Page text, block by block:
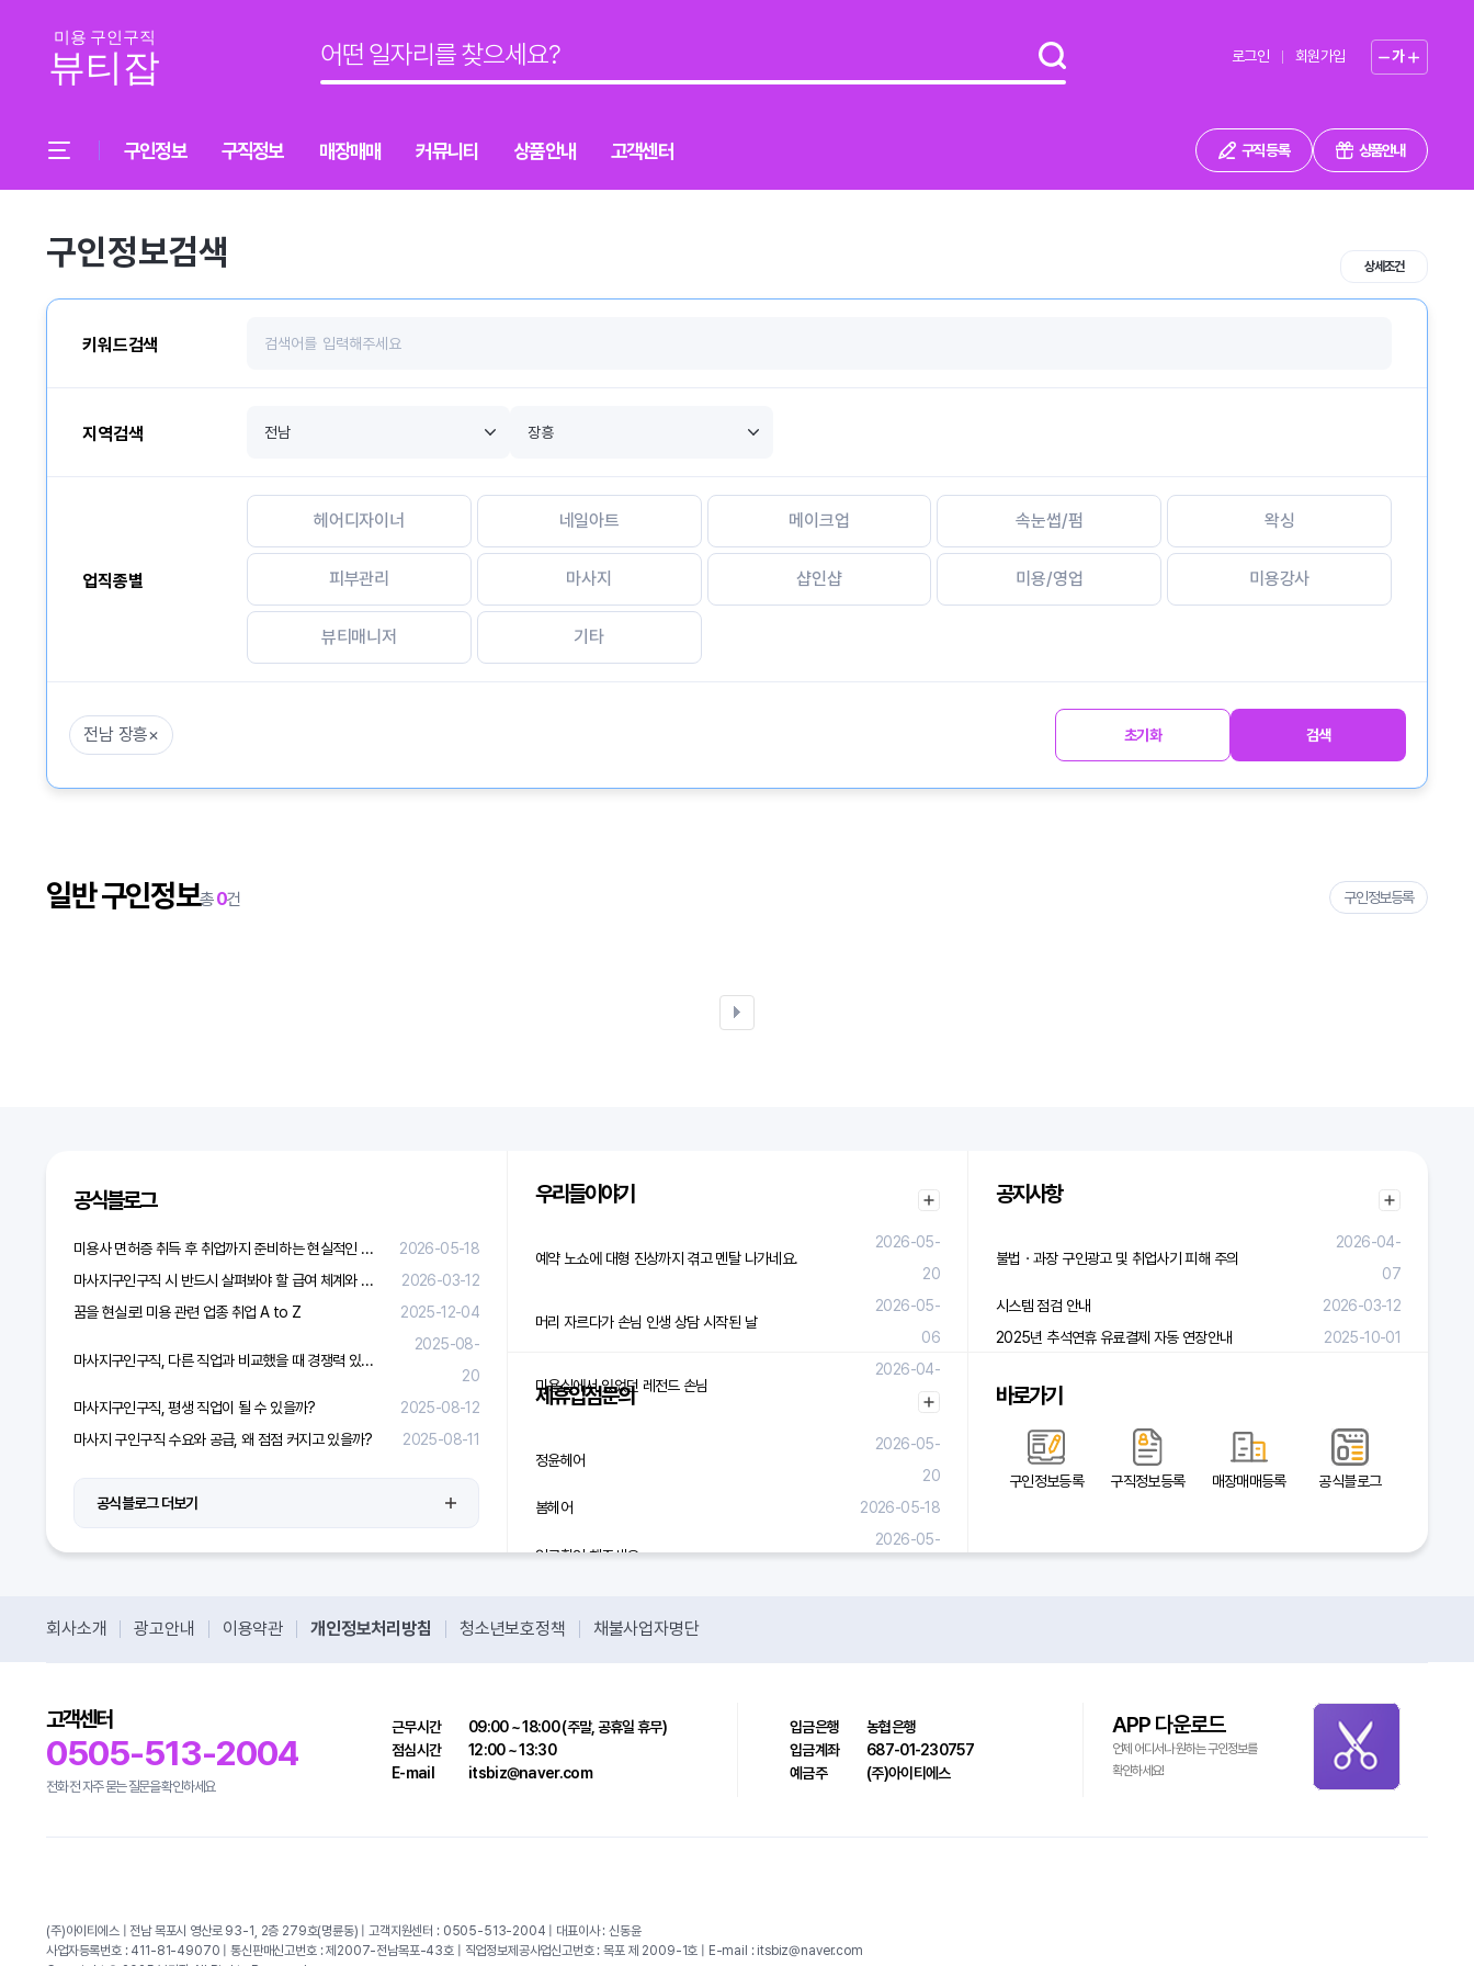
로그인 회원가입 가
구인정보 구직정보 매장매매 커뮤니티 상품안내 고객센터 구직 등록 상품안내
구인정보검색 상세조건
키워드검색
지역검색
업직종별
헤어디자이너 네일아트 메이크업 속눈썹/펌 왁싱
피부관리 마사지 샵인샵 미용/영업 미용강사
뷰티매니저 기타
초기화 검색
전남 장흥×
일반 구인정보총0건 구인정보등록
공식블로그
미용사 면허증 취득 후 취업까지 준비하는 현실적인 방법
2026-05-18
마사지구인구직 시 반드시 살펴봐야 할 급여 체계와 합리적 보상 가이드
2026-03-12
꿈을 현실로! 미용 관련 업종 취업 A to Z
2025-12-04
마사지구인구직, 다른 직업과 비교했을 때 경쟁력 있을까?
2025-08-
20
마사지구인구직, 평생 직업이 될 수 있을까?
2025-08-12
마사지 구인구직 수요와 공급, 왜 점점 커지고 있을까?
2025-08-11
공식블로그 더보기
우리들이야기
예약 노쇼에 대형 진상까지 겪고 멘탈 나가네요.
2026-05-
20
머리 자르다가 손님 인생 상담 시작된 날
2026-05-
06
미용실에서 있었던 레전드 손님
2026-04-
29
제휴입점문의
정윤헤어
2026-05-
20
봄헤어
2026-05-18
입금확인 해주세요.
2026-05-
공지사항
불법ㆍ과장 구인광고 및 취업사기 피해 주의
2026-04-
07
시스템 점검 안내
2026-03-12
2025년 추석연휴 유료결제 자동 연장안내
2025-10-01
바로가기
구인정보등록 구직정보등록 매장매매등록 공식블로그
회사소개 광고안내 이용약관 개인정보처리방침 청소년보호정책 채불사업자명단
고객센터
0505-513-2004
전화 전 자주 묻는 질문을 확인하세요
근무시간
09:00 ~ 18:00 (주말, 공휴일 휴무)
점심시간
12:00 ~ 13:30
E-mail
itsbiz@naver.com
입금은행
농협은행
입금계좌
687-01-230757
예금주
(주)아이티에스
APP 다운로드
언제 어디서나 원하는 구인정보를
확인하세요!
(주)아이티에스 | 전남 목포시 영산로 93-1, 2층 279호(명륜동) | 고객지원센터 : 0505-513-2004 | 대표이사 : 신동윤
사업자등록번호 : 411-81-49070 | 통신판매신고번호 : 제2007-전남목포-43호 | 직업정보제공사업신고번호 : 목포 제 2009-1호 | E-mail : itsbiz@naver.com